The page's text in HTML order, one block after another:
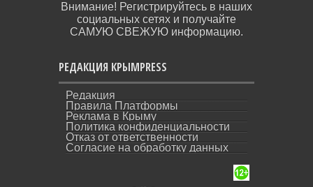
Внимание! Регистрируйтесь в наших
социальных сетях и получайте
САМУЮ СВЕЖУЮ информацию.
РЕДАКЦИЯ КРЫМPRESS
Редакция
Правила Платформы
Реклама в Крыму
Политика конфиденциальности
Отказ от ответственности
Согласие на обработку данных